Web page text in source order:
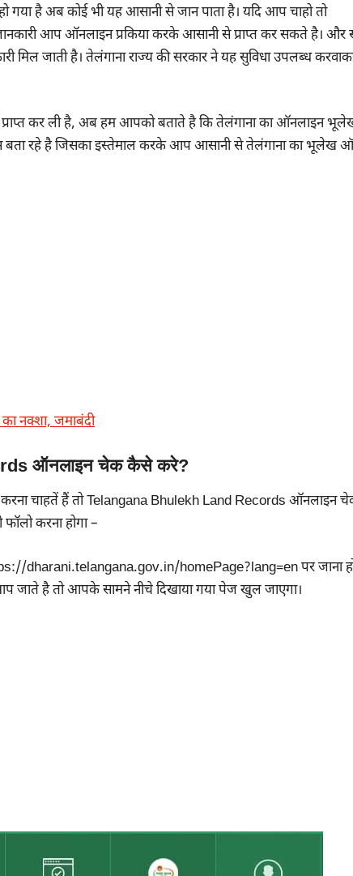
गया है अब कोई भी यह आसानी से जान पाता है। यदि आप चाहो तो
आप ऑनलाइन प्रकिया करके आसानी से प्राप्त कर सकते है। और
मिल जाती है। तेलंगाना राज्य की सरकार ने यह सुविधा उपलब्ध
कर ली है, अब हम आपको बताते है कि तेलंगाना का ऑनलाइन
बता रहे है जिसका इस्तेमाल करके आप आसानी से तेलंगाना का भूलेख
नक्शा, जमाबंदी
ऑनलाइन चेक कैसे करे?
चाहतें हैं तो Telangana Bhulekh Land Records ऑनलाइन
करना होगा –
dharani.telangana.gov.in/homePage?lang=en पर जाना
है तो आपके सामने नीचे दिखाया गया पेज खुल जाएगा।